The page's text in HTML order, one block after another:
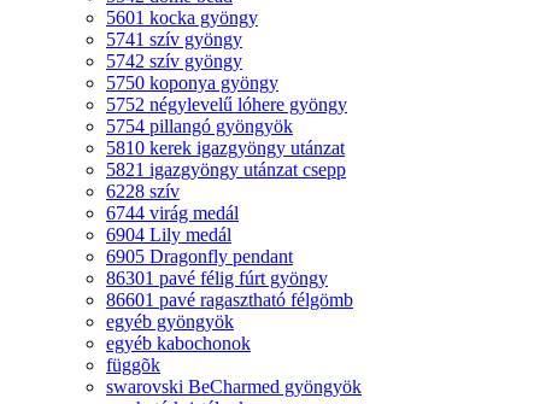
5601 kocka gyöngy
5741 szív gyöngy
5742 szív gyöngy
5750 koponya gyöngy
5752 négylevelű lóhere gyöngy
5754 pillangó gyöngyök
5810 kerek igazgyöngy utánzat
5821 igazgyöngy utánzat csepp
6228 szív
6744 virág medál
6904 Lily medál
6905 Dragonfly pendant
86301 pavé félig fúrt gyöngy
86601 pavé ragasztható félgömb
egyéb gyöngyök
egyéb kabochonok
függõk
swarovski BeCharmed gyöngyök